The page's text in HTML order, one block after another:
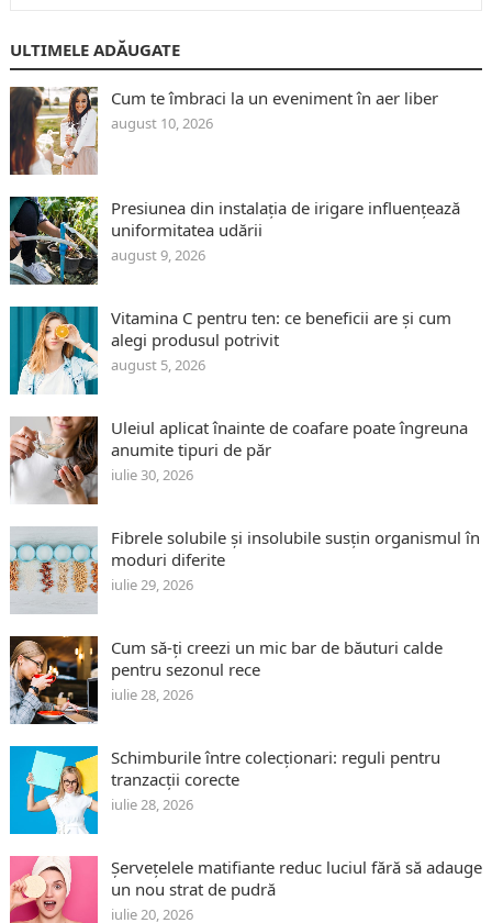
ULTIMELE ADĂUGATE
Cum te îmbraci la un eveniment în aer liber
august 10, 2026
Presiunea din instalația de irigare influențează
uniformitatea udării
august 9, 2026
Vitamina C pentru ten: ce beneficii are și cum
alegi produsul potrivit
august 5, 2026
Uleiul aplicat înainte de coafare poate îngreuna
anumite tipuri de păr
iulie 30, 2026
Fibrele solubile și insolubile susțin organismul în
moduri diferite
iulie 29, 2026
Cum să-ți creezi un mic bar de băuturi calde
pentru sezonul rece
iulie 28, 2026
Schimburile între colecționari: reguli pentru
tranzacții corecte
iulie 28, 2026
Șervețelele matifiante reduc luciul fără să adauge
un nou strat de pudră
iulie 20, 2026